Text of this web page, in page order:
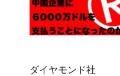
ダイヤモンド社